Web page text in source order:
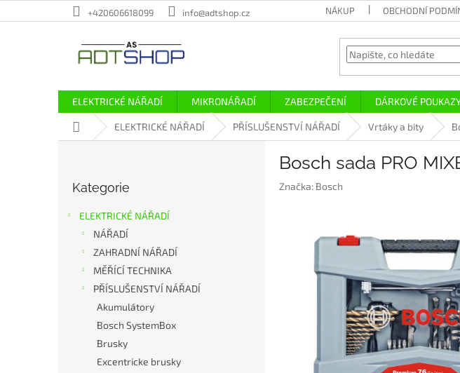
na
+420606618099 info@adtshop.cz NÁKUP OBCHODNÍ
ELEKTRICKÉ NÁŘADÍ MIKRONÁŘADÍ ZABEZPEČENÍ DÁRKOVÉ
Domů ELEKTRICKÉ NÁŘADÍ PŘÍSLUŠENSTVÍ NÁŘADÍ Vrtáky a bity
kategorie
Kategorie
ELEKTRICKÉ NÁŘADÍ
NÁŘADÍ
ZAHRADNÍ NÁŘADÍ
MĚŘÍCÍ TECHNIKA
PŘÍSLUŠENSTVÍ NÁŘADÍ
Akumulátory
Bosch SystemBox
Brusky
Excentricke brusky
Bosch sada PRO
Značka: Bosch